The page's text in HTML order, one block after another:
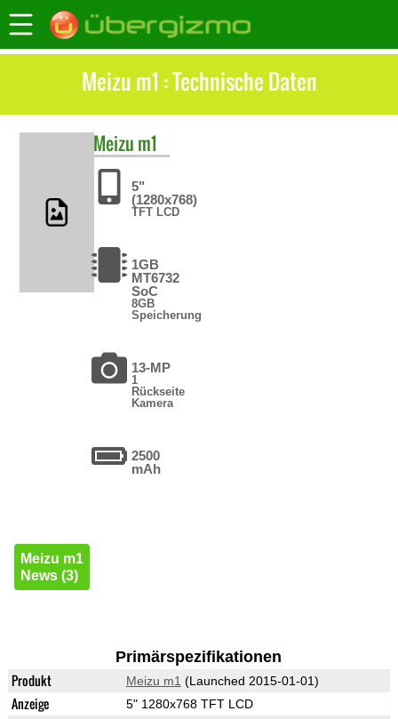
Meizu m1 : Technische Daten
Meizu m1
5"
(1280x768)
TFT LCD
1GB
MT6732
SoC
8GB
Speicherung
13-MP
1
Rückseite
Kamera
2500
mAh
Meizu m1
News (3)
Primärspezifikationen
Produkt Meizu m1 (Launched 2015-01-01)
Anzeige 5" 1280x768 TFT LCD